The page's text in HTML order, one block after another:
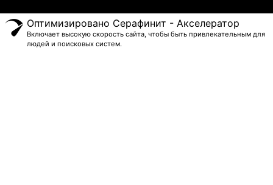
Оптимизировано Серафинит - Акселератор
Включает высокую скорость сайта, чтобы быть привлекательным для
людей и поисковых систем.